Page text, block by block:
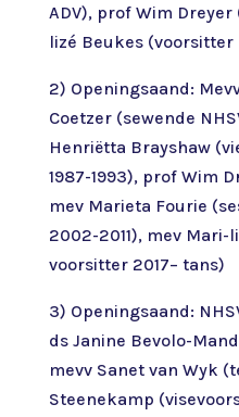
ADV), prof Wim
lizé Beukes (voorsitter
2) Openingsaand:
Coetzer (sewende
Henriëtta Brayshaw
1987-1993), prof Wim
mev Marieta Fourie
2002-2011), mev Mari-
voorsitter 2017– tans)
3) Openingsaand:
ds Janine Bevolo-
mevv Sanet van Wyk
Steenekamp